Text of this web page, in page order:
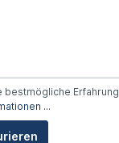
bestmögliche Erfahrung
...